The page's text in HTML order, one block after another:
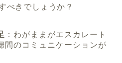
べきでしょうか？
：わがままがエスカレート
間のコミュニケーションが